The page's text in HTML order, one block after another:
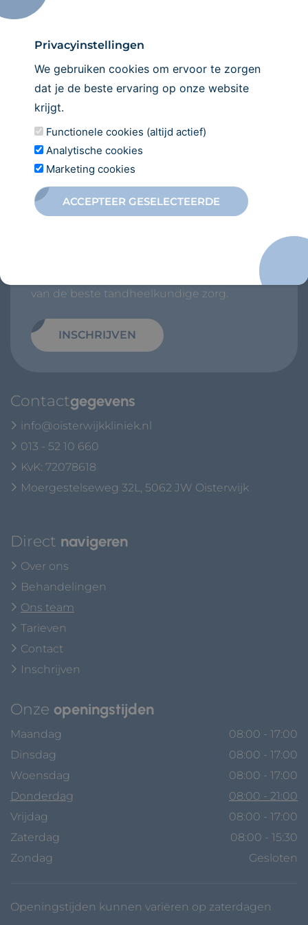
Wij verwelkomen u graag in onze praktijk!
INSCHRIJVEN
Directinschrijven
welkom en kijken ernaar uit om u te voorzien
van de beste tandheelkundige zorg.
INSCHRIJVEN
Contactgegevens
info@oisterwijkkliniek.nl
013 - 52 10 660
KvK: 72078618
Moergestelseweg 32L, 5062 JW Oisterwijk
Direct navigeren
Over ons
Behandelingen
Ons team
Tarieven
Contact
Inschrijven
Onze openingstijden
Maandag
08:00 - 17:00
Dinsdag
08:00 - 17:00
Woensdag
08:00 - 17:00
Donderdag
08:00 - 21:00
Vrijdag
08:00 - 17:00
Zaterdag
08:00 - 15:30
Zondag
Gesloten
Openingstijden kunnen variëren op zaterdagen
Privacyinstellingen
We gebruiken cookies om ervoor te zorgen
dat je de beste ervaring op onze website
krijgt.
Functionele cookies (altijd actief)
Analytische cookies
Marketing cookies
ACCEPTEER GESELECTEERDE